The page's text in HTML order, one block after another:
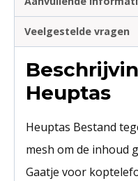
Veelgestelde vragen
Heuptas
Heuptas Bestand
mesh om de inhoud
Gaatje voor